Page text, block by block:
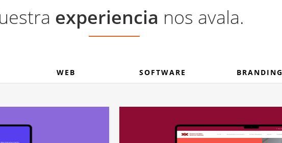
experiencia nos avala.
WEB SOFTWARE BRANDING